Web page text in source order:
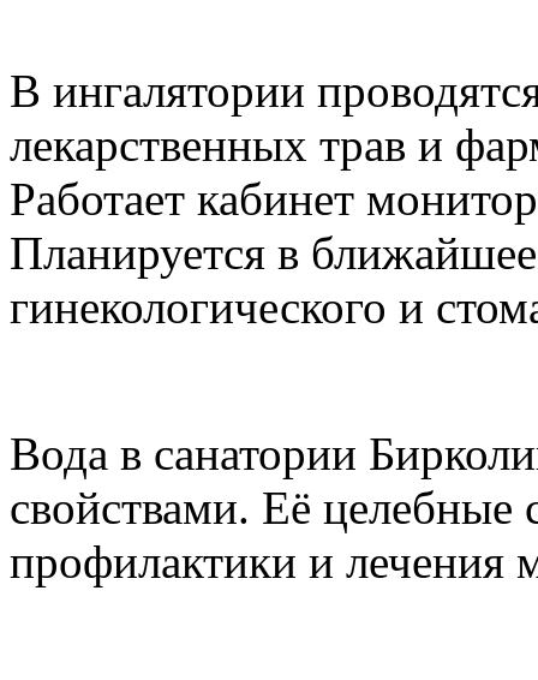
В ингалятории
лекарственных трав и
Работает кабинет
Планируется в
гинекологического и
Вода в санатории
свойствами. Её целебные
профилактики и лечения